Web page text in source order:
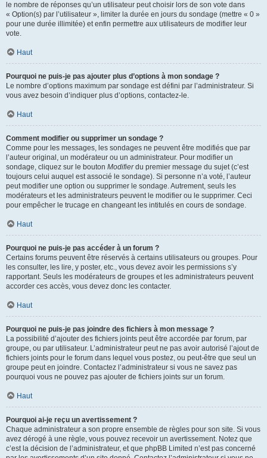
le nombre de réponses qu’un utilisateur peut choisir lors de son vote dans
« Option(s) par l’utilisateur », limiter la durée en jours du sondage (mettre « 0 »
pour une durée illimitée) et enfin permettre aux utilisateurs de modifier leur
vote.
Haut
Pourquoi ne puis-je pas ajouter plus d’options à mon sondage ?
Le nombre d’options maximum par sondage est défini par l’administrateur. Si
vous avez besoin d’indiquer plus d’options, contactez-le.
Haut
Comment modifier ou supprimer un sondage ?
Comme pour les messages, les sondages ne peuvent être modifiés que par
l’auteur original, un modérateur ou un administrateur. Pour modifier un
sondage, cliquez sur le bouton Modifierdu premier message du sujet (c’est
toujours celui auquel est associé le sondage). Si personne n’a voté, l’auteur
peut modifier une option ou supprimer le sondage. Autrement, seuls les
modérateurs et les administrateurs peuvent le modifier ou le supprimer. Ceci
pour empêcher le trucage en changeant les intitulés en cours de sondage.
Haut
Pourquoi ne puis-je pas accéder à un forum ?
Certains forums peuvent être réservés à certains utilisateurs ou groupes. Pour
les consulter, les lire, y poster, etc., vous devez avoir les permissions s’y
rapportant. Seuls les modérateurs de groupes et les administrateurs peuvent
accorder ces accès, vous devez donc les contacter.
Haut
Pourquoi ne puis-je pas joindre des fichiers à mon message ?
La possibilité d’ajouter des fichiers joints peut être accordée par forum, par
groupe, ou par utilisateur. L’administrateur peut ne pas avoir autorisé l’ajout de
fichiers joints pour le forum dans lequel vous postez, ou peut-être que seul un
groupe peut en joindre. Contactez l’administrateur si vous ne savez pas
pourquoi vous ne pouvez pas ajouter de fichiers joints sur un forum.
Haut
Pourquoi ai-je reçu un avertissement ?
Chaque administrateur a son propre ensemble de règles pour son site. Si vous
avez dérogé à une règle, vous pouvez recevoir un avertissement. Notez que
c’est la décision de l’administrateur, et que phpBB Limited n’est pas concerné